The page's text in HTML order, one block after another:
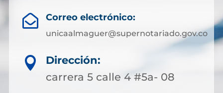
 Correo electrónico:
unicaalmaguer@supernotariado.gov.co

Dirección:
carrera 5 calle 4 #5a- 08